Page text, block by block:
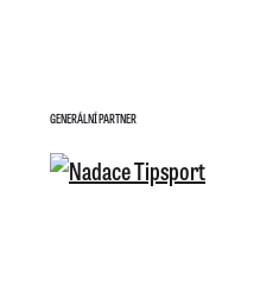
GENERÁLNÍ PARTNER